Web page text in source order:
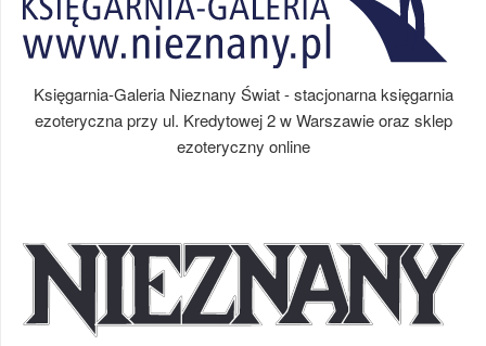
Księgarnia-Galeria Nieznany Świat - stacjonarna księgarnia
ezoteryczna przy ul. Kredytowej 2 w Warszawie oraz sklep
ezoteryczny online